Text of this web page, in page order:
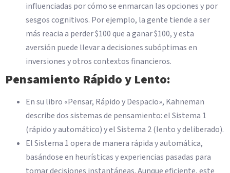
influenciadas por cómo se enmarcan las opciones y por
sesgos cognitivos. Por ejemplo, la gente tiende a ser
más reacia a perder $100 que a ganar $100, y esta
aversión puede llevar a decisiones subóptimas en
inversiones y otros contextos financieros.
Pensamiento Rápido y Lento:
En su libro «Pensar, Rápido y Despacio», Kahneman
describe dos sistemas de pensamiento: el Sistema 1
(rápido y automático) y el Sistema 2 (lento y deliberado).
El Sistema 1 opera de manera rápida y automática,
basándose en heurísticas y experiencias pasadas para